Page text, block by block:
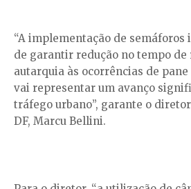
“A implementação de
de garantir redução no tempo de
autarquia às ocorrências de
vai representar um avanço
tráfego urbano”, garante o
DF, Marcu Bellini.